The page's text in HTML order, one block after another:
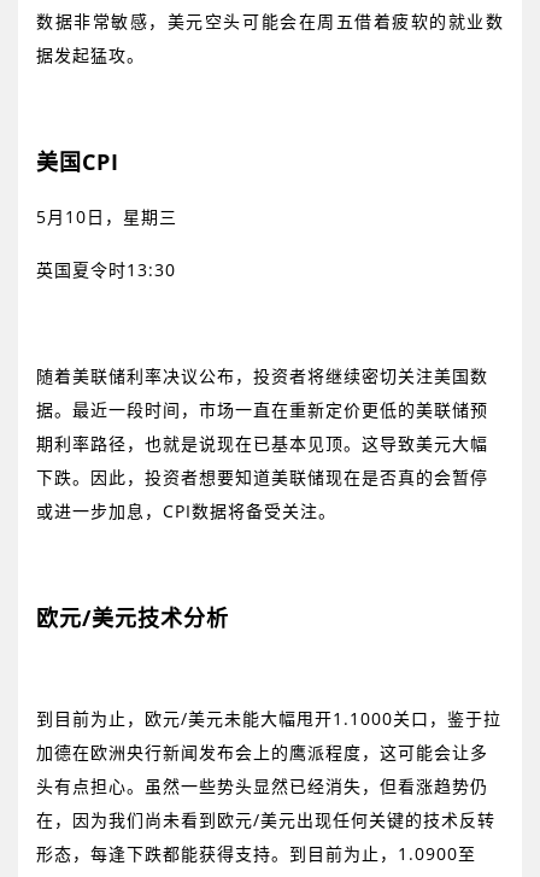
数据非常敏感，美元空头可能会在周五借着疲软的就业数
据发起猛攻。
美国CPI
5月 10日，星期三
英国夏令时13:30
随着美联储利率决议公布，投资者将继续密切关注美国数
据。最近一段时间，市场一直在重新定价更低的美联储预
期利率路径，也就是说现在已基本见顶。这导致美元大幅
下跌。因此，投资者想要知道美联储现在是否真的会暂停
或进一步加息， CPI数据将备受关注。
欧元/美元技术分析
到目前为止，欧元/美元未能大幅甩开1.1000关口，鉴于拉
加德在欧洲央行新闻发布会上的鹰派程度，这可能会让多
头有点担心。虽然一些势头显然已经消失，但看涨趋势仍
在，因为我们尚未看到欧元/美元出现任何关键的技术反转
形态，每逢下跌都能获得支持。到目前为止， 1.0900至